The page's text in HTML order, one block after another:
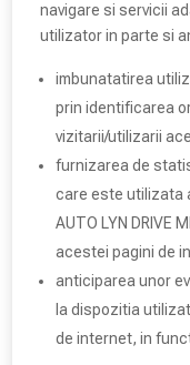
navigare si servicii
utilizator in parte si
imbunatatirea
prin identificarea
vizitarii/utilizarii
furnizarea de
care este utilizata
AUTO LYN DRIVE
acestei pagini de
anticiparea unor
la dispozitia
de internet, in